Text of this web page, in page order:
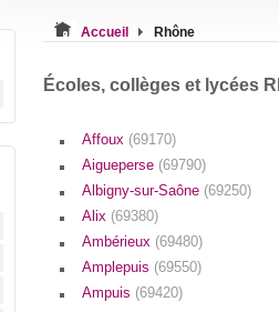
Accueil Rhône
Écoles, collèges et lycées
Affoux (69170)
Aigueperse (69790)
Albigny-sur-Saône (69250)
Alix (69380)
Ambérieux (69480)
Amplepuis (69550)
Ampuis (69420)